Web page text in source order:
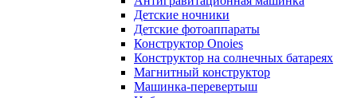
Детские ночники
Детские фотоаппараты
Конструктор Onoies
Конструктор на солнечных батареях
Магнитный конструктор
Машинка-перевертыш